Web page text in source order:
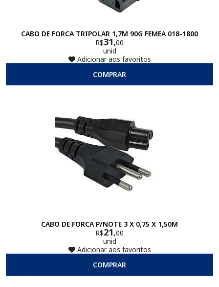
CABO DE FORCA TRIPOLAR 1,7M 90G FEMEA 018-1800
R$31,00
unid
Adicionar aos favoritos
COMPRAR
CABO DE FORCA P/NOTE 3 X 0,75 X 1,50M
R$21,00
unid
Adicionar aos favoritos
COMPRAR